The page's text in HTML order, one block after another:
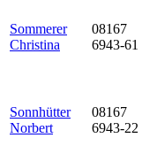
Sommerer
Christina
08167
6943-61
Sonnhütter
Norbert
08167
6943-22